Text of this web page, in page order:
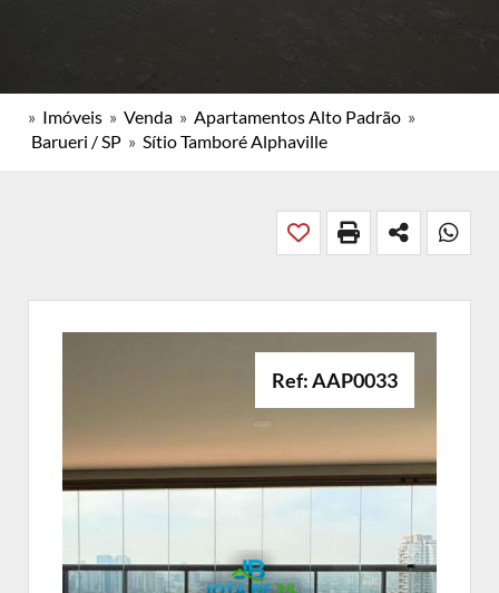
» Imóveis » Venda » Apartamentos Alto Padrão »
Barueri / SP » Sítio Tamboré Alphaville
Ref: AAP0033